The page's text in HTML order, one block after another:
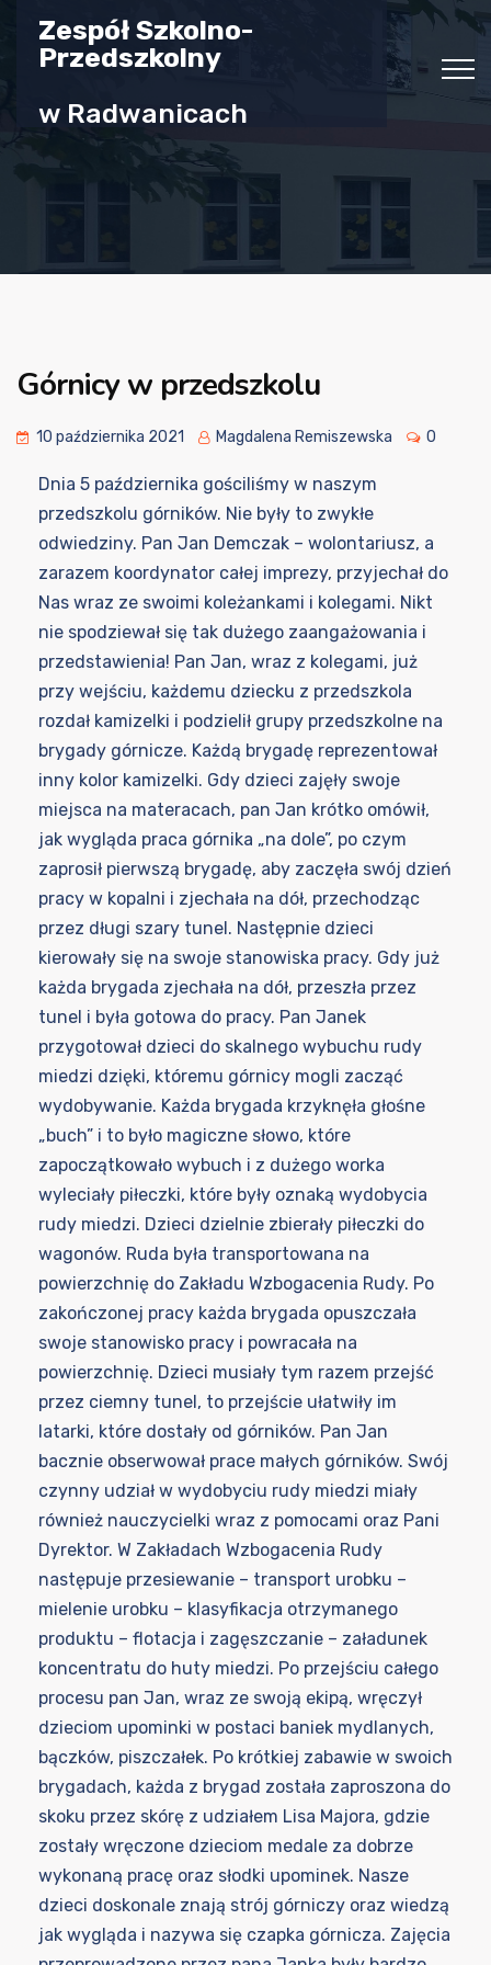
Zespół Szkolno-
Przedszkolny
w Radwanicach
Górnicy w przedszkolu
10 października 2021 Magdalena Remiszewska 0
Dnia 5 października gościliśmy w naszym
przedszkolu górników. Nie były to zwykłe
odwiedziny. Pan Jan Demczak – wolontariusz, a
zarazem koordynator całej imprezy, przyjechał do
Nas wraz ze swoimi koleżankami i kolegami. Nikt
nie spodziewał się tak dużego zaangażowania i
przedstawienia! Pan Jan, wraz z kolegami, już
przy wejściu, każdemu dziecku z przedszkola
rozdał kamizelki i podzielił grupy przedszkolne na
brygady górnicze. Każdą brygadę reprezentował
inny kolor kamizelki. Gdy dzieci zajęły swoje
miejsca na materacach, pan Jan krótko omówił,
jak wygląda praca górnika „na dole”, po czym
zaprosił pierwszą brygadę, aby zaczęła swój dzień
pracy w kopalni i zjechała na dół, przechodząc
przez długi szary tunel. Następnie dzieci
kierowały się na swoje stanowiska pracy. Gdy już
każda brygada zjechała na dół, przeszła przez
tunel i była gotowa do pracy. Pan Janek
przygotował dzieci do skalnego wybuchu rudy
miedzi dzięki, któremu górnicy mogli zacząć
wydobywanie. Każda brygada krzyknęła głośne
„buch” i to było magiczne słowo, które
zapoczątkowało wybuch i z dużego worka
wyleciały piłeczki, które były oznaką wydobycia
rudy miedzi. Dzieci dzielnie zbierały piłeczki do
wagonów. Ruda była transportowana na
powierzchnię do Zakładu Wzbogacenia Rudy. Po
zakończonej pracy każda brygada opuszczała
swoje stanowisko pracy i powracała na
powierzchnię. Dzieci musiały tym razem przejść
przez ciemny tunel, to przejście ułatwiły im
latarki, które dostały od górników. Pan Jan
bacznie obserwował prace małych górników. Swój
czynny udział w wydobyciu rudy miedzi miały
również nauczycielki wraz z pomocami oraz Pani
Dyrektor. W Zakładach Wzbogacenia Rudy
następuje przesiewanie – transport urobku –
mielenie urobku – klasyfikacja otrzymanego
produktu – flotacja i zagęszczanie – załadunek
koncentratu do huty miedzi. Po przejściu całego
procesu pan Jan, wraz ze swoją ekipą, wręczył
dzieciom upominki w postaci baniek mydlanych,
bączków, piszczałek. Po krótkiej zabawie w swoich
brygadach, każda z brygad została zaproszona do
skoku przez skórę z udziałem Lisa Majora, gdzie
zostały wręczone dzieciom medale za dobrze
wykonaną pracę oraz słodki upominek. Nasze
dzieci doskonale znają strój górniczy oraz wiedzą
jak wygląda i nazywa się czapka górnicza. Zajęcia